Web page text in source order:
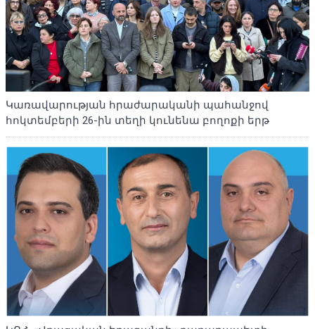
Կառավարության հրաժարականի պահանջով
հոկտեմբերի 26-ին տեղի կունենա բողոքի երթ